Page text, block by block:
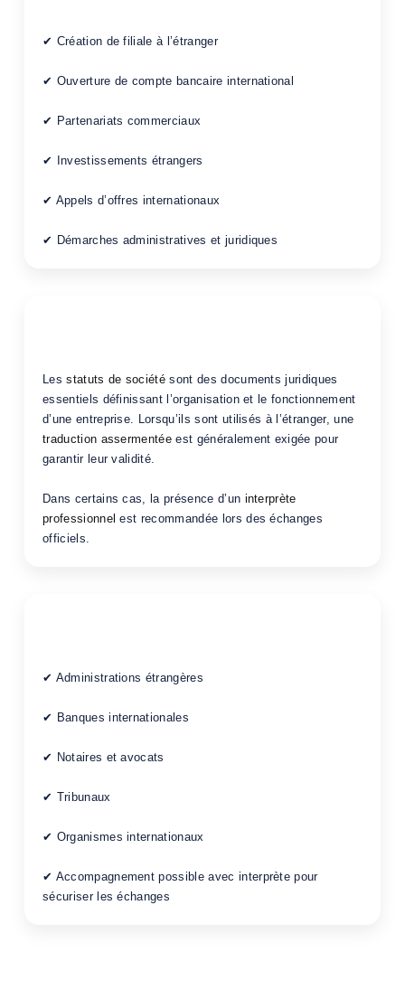
✔ Création de filiale à l’étranger
✔ Ouverture de compte bancaire international
✔ Partenariats commerciaux
✔ Investissements étrangers
✔ Appels d’offres internationaux
✔ Démarches administratives et juridiques
Lesstatuts de société sont des documents juridiques
essentiels définissant l’organisation et le fonctionnement
d’une entreprise. Lorsqu’ils sont utilisés à l’étranger, une
traduction assermentée est généralement exigée pour
garantir leur validité.
Dans certains cas, la présence d’un interprète
professionnel est recommandée lors des échanges
officiels.
✔ Administrations étrangères
✔ Banques internationales
✔ Notaires et avocats
✔ Tribunaux
✔ Organismes internationaux
✔ Accompagnement possible avec interprète pour
sécuriser les échanges